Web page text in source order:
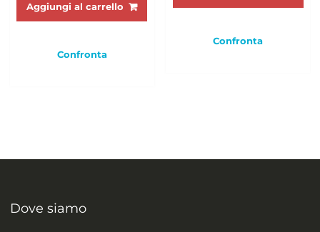
Aggiungi al carrello
Confronta
Confronta
Dove siamo